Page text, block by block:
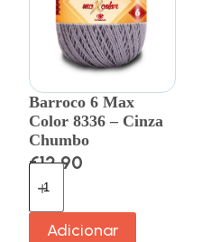
Barroco 6 Max
Color 8336 – Cinza
Chumbo
€12.90
Adicionar